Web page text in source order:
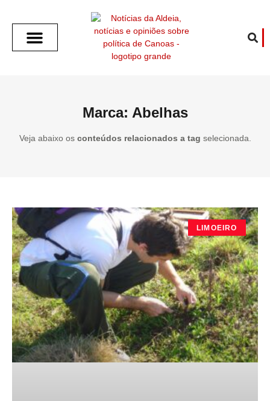
Marca: Abelhas
Veja abaixo os conteúdos relacionados a tag selecionada.
LIMOEIRO